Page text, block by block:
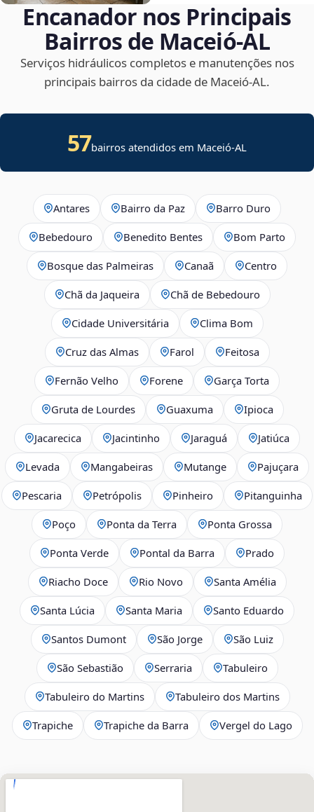
Encanador nos Principais
Bairros de Maceió‑AL
Serviços hidráulicos completos e manutenções nos
principais bairros da cidade de Maceió‑AL.
57bairros atendidos em Maceió-AL
Antares Bairro da Paz Barro Duro
Bebedouro Benedito Bentes Bom Parto
Bosque das Palmeiras Canaã Centro
Chã da Jaqueira Chã de Bebedouro
Cidade Universitária Clima Bom
Cruz das Almas Farol Feitosa
Fernão Velho Forene Garça Torta
Gruta de Lourdes Guaxuma Ipioca
Jacarecica Jacintinho Jaraguá Jatiúca
Levada Mangabeiras Mutange Pajuçara
Pescaria Petrópolis Pinheiro Pitanguinha
Poço Ponta da Terra Ponta Grossa
Ponta Verde Pontal da Barra Prado
Riacho Doce Rio Novo Santa Amélia
Santa Lúcia Santa Maria Santo Eduardo
Santos Dumont São Jorge São Luiz
São Sebastião Serraria Tabuleiro
Tabuleiro do Martins Tabuleiro dos Martins
Trapiche Trapiche da Barra Vergel do Lago